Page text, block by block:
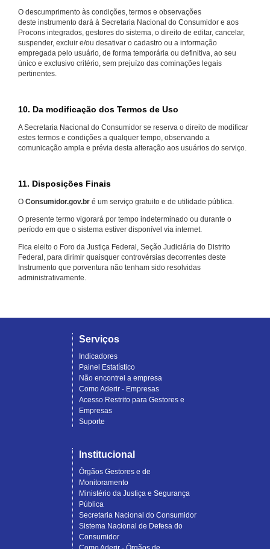
O descumprimento às condições, termos e observações
deste instrumento dará à Secretaria Nacional do Consumidor e aos
Procons integrados, gestores do sistema, o direito de editar, cancelar,
suspender, excluir e/ou desativar o cadastro ou a informação
empregada pelo usuário, de forma temporária ou definitiva, ao seu
único e exclusivo critério, sem prejuízo das cominações legais
pertinentes.
10. Da modificação dos Termos de Uso
A Secretaria Nacional do Consumidor se reserva o direito de modificar
estes termos e condições a qualquer tempo, observando a
comunicação ampla e prévia desta alteração aos usuários do serviço.
11. Disposições Finais
O Consumidor.gov.br é um serviço gratuito e de utilidade pública.
O presente termo vigorará por tempo indeterminado ou durante o
período em que o sistema estiver disponível via internet.
Fica eleito o Foro da Justiça Federal, Seção Judiciária do Distrito
Federal, para dirimir quaisquer controvérsias decorrentes deste
Instrumento que porventura não tenham sido resolvidas
administrativamente.
Serviços
Indicadores
Painel Estatístico
Não encontrei a empresa
Como Aderir - Empresas
Acesso Restrito para Gestores e
Empresas
Suporte
Institucional
Órgãos Gestores e de
Monitoramento
Ministério da Justiça e Segurança
Pública
Secretaria Nacional do Consumidor
Sistema Nacional de Defesa do
Consumidor